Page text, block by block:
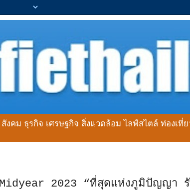
งคม ธุรกิจ เศรษฐกิจ สิ่งแวดล้อม ไลฟ์สไตล์ ท่องเที่
Midyear 2023 “ที่สุดแห่งภูมิปัญญา